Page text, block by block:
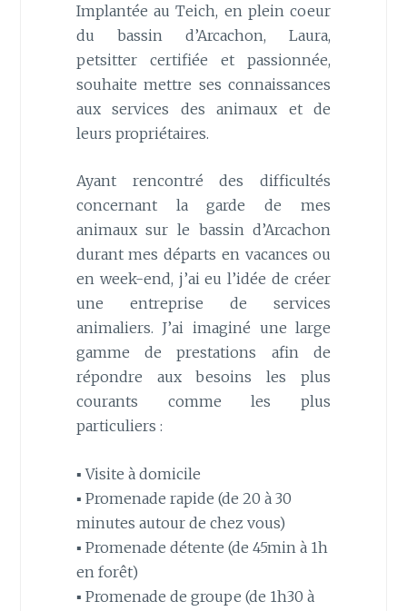
Implantée au Teich, en plein coeur
du bassin d’Arcachon, Laura,
petsitter certifiée et passionnée,
souhaite mettre ses connaissances
aux services des animaux et de
leurs propriétaires.
Ayant rencontré des difficultés
concernant la garde de mes
animaux sur le bassin d’Arcachon
durant mes départs en vacances ou
en week-end, j’ai eu l’idée de créer
une entreprise de services
animaliers. J’ai imaginé une large
gamme de prestations afin de
répondre aux besoins les plus
courants comme les plus
particuliers :
▪︎ Visite à domicile
▪︎ Promenade rapide (de 20 à 30
minutes autour de chez vous)
▪︎ Promenade détente (de 45min à 1h
en forêt)
▪︎ Promenade de groupe (de 1h30 à